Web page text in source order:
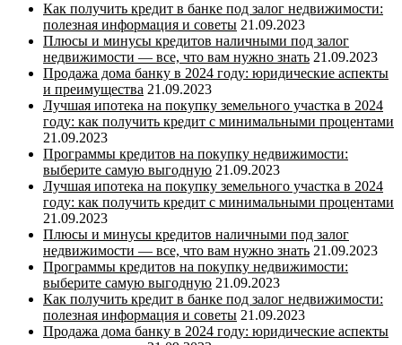
Как получить кредит в банке под залог недвижимости:
полезная информация и советы 21.09.2023
Плюсы и минусы кредитов наличными под залог
недвижимости — все, что вам нужно знать 21.09.2023
Продажа дома банку в 2024 году: юридические аспекты
и преимущества 21.09.2023
Лучшая ипотека на покупку земельного участка в 2024
году: как получить кредит с минимальными процентами
21.09.2023
Программы кредитов на покупку недвижимости:
выберите самую выгодную 21.09.2023
Лучшая ипотека на покупку земельного участка в 2024
году: как получить кредит с минимальными процентами
21.09.2023
Плюсы и минусы кредитов наличными под залог
недвижимости — все, что вам нужно знать 21.09.2023
Программы кредитов на покупку недвижимости:
выберите самую выгодную 21.09.2023
Как получить кредит в банке под залог недвижимости:
полезная информация и советы 21.09.2023
Продажа дома банку в 2024 году: юридические аспекты